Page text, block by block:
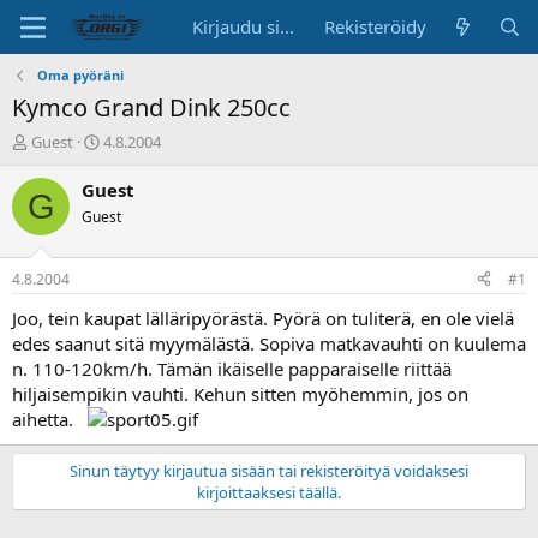
Kirjaudu sisään Rekisteröidy
Oma pyöräni
Kymco Grand Dink 250cc
K
s
k
s
t
e
l
u
n
a
l
o
i
a
Guest
A
o
t
p
ä
v
ä
4.8.2004
G Guest
Guest
4.8.2004 #1
Joo, tein kaupat lälläripyörästä. Pyörä on tuliterä, en ole vielä
edes saanut sitä myymälästä. Sopiva matkavauhti on kuulema
n. 110-120km/h. Tämän ikäiselle papparaiselle riittää
hiljaisempikin vauhti. Kehun sitten myöhemmin, jos on
aihetta.
Sinun täytyy kirjautua sisään tai rekisteröityä voidaksesi
kirjoittaaksesi täällä.